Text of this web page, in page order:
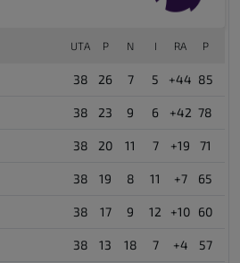
UТА P N I RA P
38 26 7 5 +44 85
38 23 9 6 +42 78
38 20 11 7 +19 71
38 19 8 11 +7 65
38 17 9 12 +10 60
38 13 18 7 +4 57